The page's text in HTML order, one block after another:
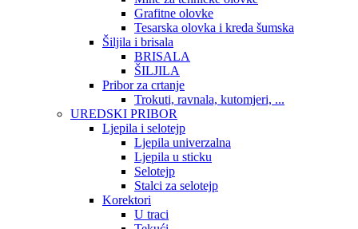
Grafitne olovke
Tesarska olovka i kreda šumska
Šiljila i brisala
BRISALA
ŠILJILA
Pribor za crtanje
Trokuti, ravnala, kutomjeri, ...
UREDSKI PRIBOR
Ljepila i selotejp
Ljepila univerzalna
Ljepila u sticku
Selotejp
Stalci za selotejp
Korektori
U traci